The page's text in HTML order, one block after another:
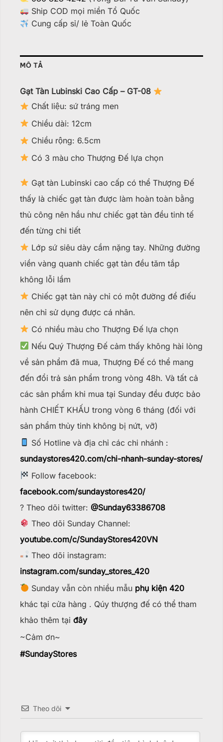
Ship COD mọi miền Tổ Quốc
Cung cấp sỉ/ lẻ Toàn Quốc
MÔ TẢ
Gạt Tàn Lubinski Cao Cấp – GT-08
Chất liệu: sứ tráng men
Chiều dài: 12cm
Chiều rộng: 6.5cm
Có 3 màu cho Thượng Đế lựa chọn
Gạt tàn Lubinski cao cấp có thể Thượng Đế
thấy là chiếc gạt tàn được làm hoàn toàn bằng
thủ công nên hầu như chiếc gạt tàn đều tinh tế
đến từng chi tiết
Lớp sứ siêu dày cầm nặng tay. Những đường
viền vàng quanh chiếc gạt tàn đều tăm tắp
không lỗi lầm
Chiếc gạt tàn này chỉ có một đường để điếu
nên chỉ sử dụng được cá nhân.
Có nhiều màu cho Thượng Đế lựa chọn
Nếu Quý Thượng Đế cảm thấy không hài lòng
về sản phẩm đã mua, Thượng Đế có thể mang
đến đổi trả sản phẩm trong vòng 48h. Và tất cả
các sản phẩm khi mua tại Sunday đều được bảo
hành CHIẾT KHẤU trong vòng 6 tháng (đối với
sản phẩm thủy tinh không bị nứt, vỡ)
Số Hotline và địa chỉ các chi nhánh :
sundaystores420.com/chi-nhanh-sunday-stores/
Follow facebook:
facebook.com/sundaystores420/
? Theo dõi twitter: @Sunday63386708
Theo dõi Sunday Channel:
youtube.com/c/SundayStores420VN
Theo dõi instagram:
instagram.com/sunday_stores_420
Sunday vẫn còn nhiều mẫu phụ kiện 420
khác tại cửa hàng . Qúy thượng đế có thể tham
khảo thêm tại đây
~Cảm ơn~
#SundayStores
Theo dõi